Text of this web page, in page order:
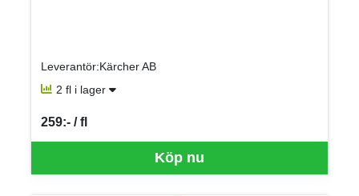
Leverantör:Kärcher AB
2 fl i lager
Köp nu
259:- / fl
SEK per FL